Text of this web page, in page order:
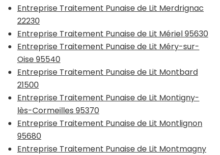
Entreprise Traitement Punaise de Lit Merdrignac
22230
Entreprise Traitement Punaise de Lit Mériel 95630
Entreprise Traitement Punaise de Lit Méry-sur-
Oise 95540
Entreprise Traitement Punaise de Lit Montbard
21500
Entreprise Traitement Punaise de Lit Montigny-
lès-Cormeilles 95370
Entreprise Traitement Punaise de Lit Montlignon
95680
Entreprise Traitement Punaise de Lit Montmagny